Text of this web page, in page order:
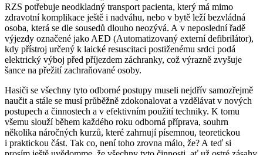
RZS potřebuje neodkladný transport pacienta, který má mimo
zdravotní komplikace ještě i nadváhu, nebo v bytě leží bezvládná
osoba, která se dle sousedů dlouho neozývá. A v neposlední řadě
výjezdy označené jako AED (Automatizovaný externí defibrilátor),
kdy přístroj určený k laické resuscitaci postiženému srdci podá
elektrický výboj před příjezdem záchranky, což výrazně zvyšuje
šance na přežití zachraňované osoby.
Hasiči se všechny tyto odborné postupy museli nejdřív samozřejmě
naučit a stále se musí průběžně zdokonalovat a vzdělávat v nových
postupech a činnostech a v efektivním použití techniky. K tomu
všemu slouží během každého roku odborná příprava, souhrn
několika náročných kurzů, které zahrnují písemnou, teoretickou
i praktickou část. Tak co, není toho zrovna málo, že? A teď si